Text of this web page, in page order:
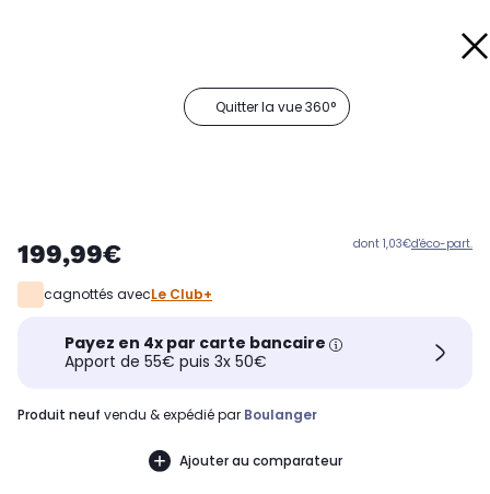
Quitter la vue 360°
199,99€ dont 1,03€d'éco-part.
cagnottés avecLe Club+
Payez en 4x par carte bancaire
Apport de 55€ puis 3x 50€
produit neuf vendu & expédié par Boulanger
Ajouter au comparateur